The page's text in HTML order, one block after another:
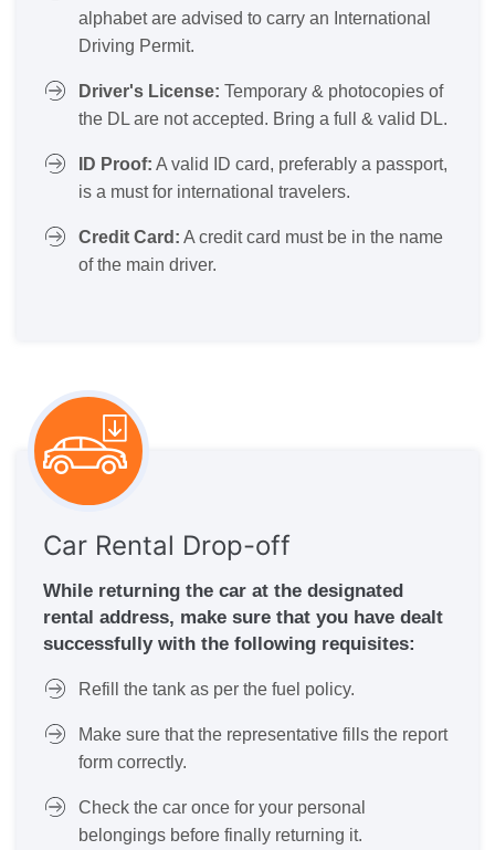
alphabet are advised to carry an International
Driving Permit.
Driver's License: Temporary & photocopies of
the DL are not accepted. Bring a full & valid DL.
ID Proof: A valid ID card, preferably a passport,
is a must for international travelers.
Credit Card: A credit card must be in the name
of the main driver.
Car Rental Drop-off
While returning the car at the designated
rental address, make sure that you have dealt
successfully with the following requisites:
Refill the tank as per the fuel policy.
Make sure that the representative fills the report
form correctly.
Check the car once for your personal
belongings before finally returning it.